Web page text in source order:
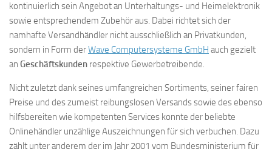
kontinuierlich sein Angebot an Unterhaltungs- und Heimelektronik
sowie entsprechendem Zubehör aus. Dabei richtet sich der
namhafte Versandhändler nicht ausschließlich an Privatkunden,
sondern in Form derWave Computersysteme GmbH auch gezielt
an Geschäftskunden respektive Gewerbetreibende.
Nicht zuletzt dank seines umfangreichen Sortiments, seiner fairen
Preise und des zumeist reibungslosen Versands sowie des ebenso
hilfsbereiten wie kompetenten Services konnte der beliebte
Onlinehändler unzählige Auszeichnungen für sich verbuchen. Dazu
zählt unter anderem der im Jahr 2001 vom Bundesministerium für